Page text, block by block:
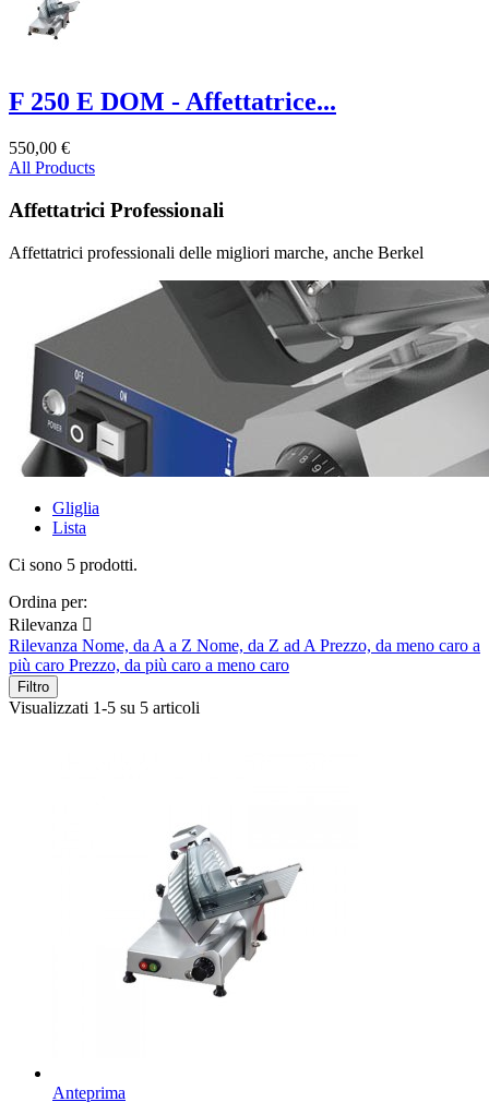
F 250 E DOM - Affettatrice...
550,00 €
All Products
Affettatrici Professionali
Affettatrici professionali delle migliori marche, anche Berkel
Gliglia
Lista
Ci sono 5 prodotti.
Ordina per:
Rilevanza 
Rilevanza Nome, da A a Z Nome, da Z ad A Prezzo, da meno caro a
più caro Prezzo, da più caro a meno caro
Filtro
Visualizzati 1-5 su 5 articoli
Anteprima